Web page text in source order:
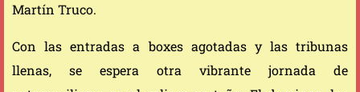
Martín Truco.
Con las entradas a boxes agotadas y las tribunas
llenas, se espera otra vibrante jornada de